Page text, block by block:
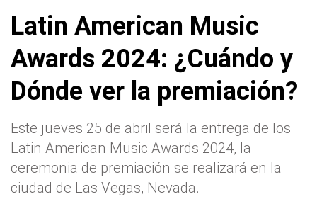
Latin American Music
Awards 2024: ¿Cuándo y
Dónde ver la premiación?
Este jueves 25 de abril será la entrega de los
Latin American Music Awards 2024, la
ceremonia de premiación se realizará en la
ciudad de Las Vegas, Nevada.